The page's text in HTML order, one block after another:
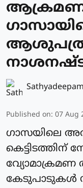
Sathyadeepam
Published on: 07 Aug
ഗാസയിലെ
കേടുപാടുകള്‍